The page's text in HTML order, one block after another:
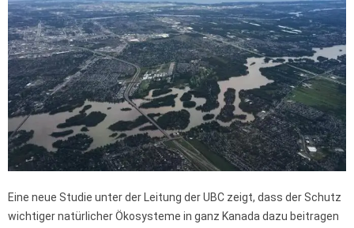
Eine neue Studie unter der Leitung der UBC zeigt, dass der Schutz
wichtiger natürlicher Ökosysteme in ganz Kanada dazu beitragen